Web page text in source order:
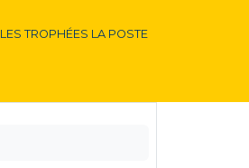
LES TROPHÉES LA POSTE